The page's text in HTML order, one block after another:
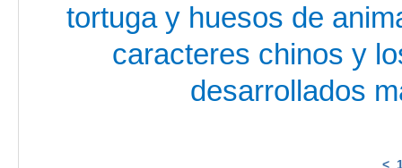
tortuga y huesos de
caracteres chinos y
desarrollados
<